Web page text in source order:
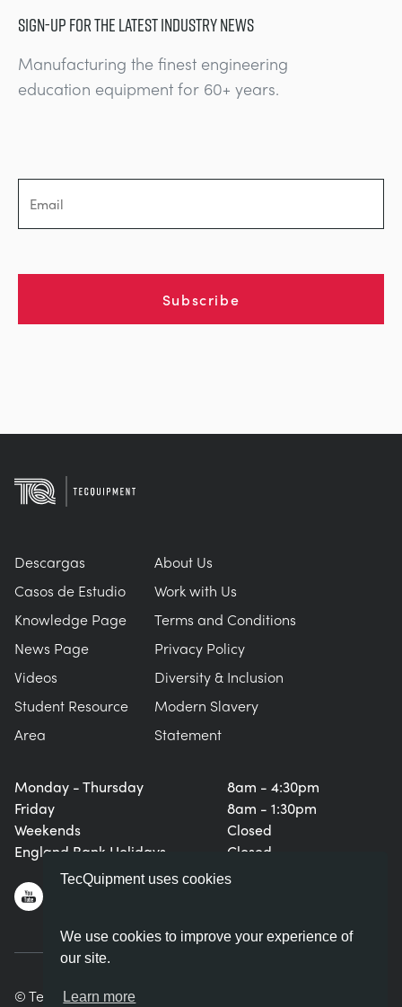
TecQuipment uses cookies
We use cookies to improve your experience of
our site.
Learn more
SIGN-UP FOR THE LATEST INDUSTRY NEWS
Manufacturing the finest engineering
education equipment for 60+ years.
Subscribe
Monday - Thursday
Friday
Weekends
England Bank Holidays
8am - 4:30pm
8am - 1:30pm
Closed
Closed
Descargas
Casos de Estudio
Knowledge Page
News Page
Videos
Student Resource
Area
About Us
Work with Us
Terms and Conditions
Privacy Policy
Diversity & Inclusion
Modern Slavery
Statement
© TecQuipment Ltd. All rights reserved.